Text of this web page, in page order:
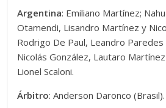
Argentina: Emiliano Martínez;
Otamendi, Lisandro Martínez y
Rodrigo De Paul, Leandro
Nicolás González, Lautaro
Lionel Scaloni.
Árbitro: Anderson Daronco (Brasil).